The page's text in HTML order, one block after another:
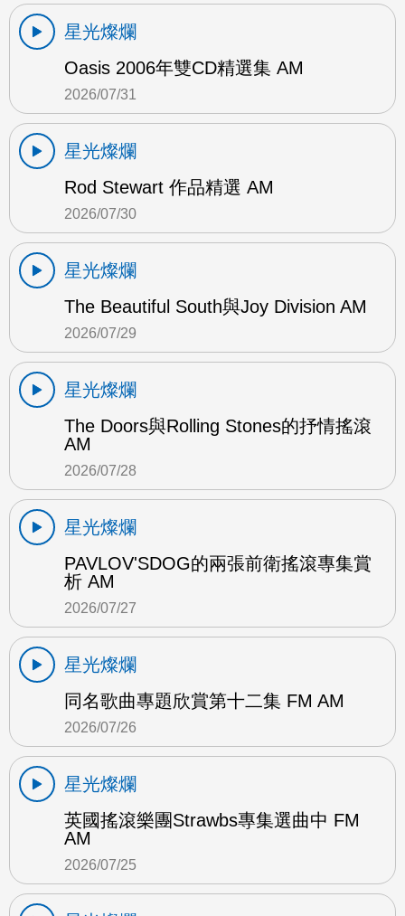
星光燦爛
Oasis 2006年雙CD精選集 AM
2026/07/31
星光燦爛
Rod Stewart 作品精選 AM
2026/07/30
星光燦爛
The Beautiful South與Joy Division AM
2026/07/29
星光燦爛
The Doors與Rolling Stones的抒情搖滾
AM
2026/07/28
星光燦爛
PAVLOV'SDOG的兩張前衛搖滾專集賞
析 AM
2026/07/27
星光燦爛
同名歌曲專題欣賞第十二集 FM AM
2026/07/26
星光燦爛
英國搖滾樂團Strawbs專集選曲中 FM
AM
2026/07/25